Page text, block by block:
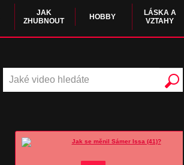
JAK
ZHUBNOUT
HOBBY
LÁSKA A
VZTAHY